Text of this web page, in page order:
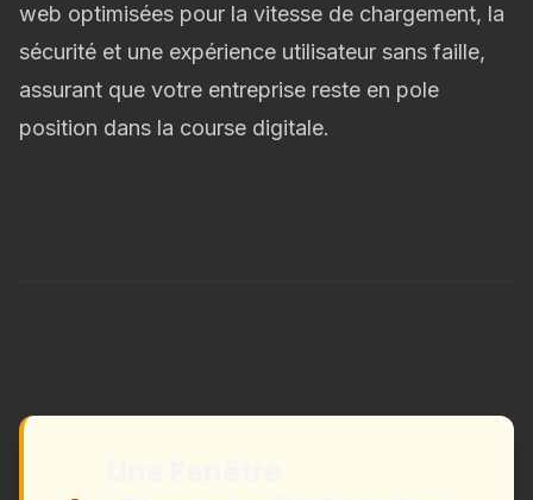
web optimisées pour la vitesse de chargement, la
sécurité et une expérience utilisateur sans faille,
assurant que votre entreprise reste en pole
position dans la course digitale.